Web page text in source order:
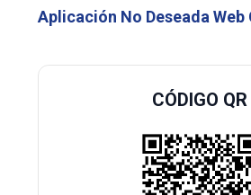
Aplicación No Deseada Web
CÓDIGO QR